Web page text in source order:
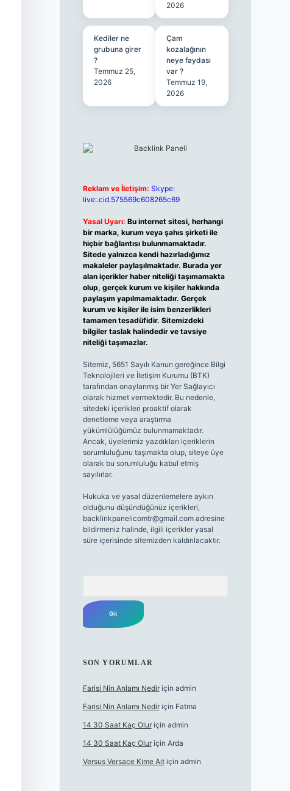
2026
Kediler ne
grubuna girer
?
Temmuz 25,
2026
Çam
kozalağının
neye faydası
var ?
Temmuz 19,
2026
Reklam ve İletişim: Skype:
live:.cid.575569c608265c69
Yasal Uyarı: Bu internet sitesi, herhangi
bir marka, kurum veya şahıs şirketi ile
hiçbir bağlantısı bulunmamaktadır.
Sitede yalnızca kendi hazırladığımız
makaleler paylaşılmaktadır. Burada yer
alan içerikler haber niteliği taşımamakta
olup, gerçek kurum ve kişiler hakkında
paylaşım yapılmamaktadır. Gerçek
kurum ve kişiler ile isim benzerlikleri
tamamen tesadüfidir. Sitemizdeki
bilgiler taslak halindedir ve tavsiye
niteliği taşımazlar.
Sitemiz, 5651 Sayılı Kanun gereğince Bilgi
Teknolojileri ve İletişim Kurumu (BTK)
tarafından onaylanmış bir Yer Sağlayıcı
olarak hizmet vermektedir. Bu nedenle,
sitedeki içerikleri proaktif olarak
denetleme veya araştırma
yükümlülüğümüz bulunmamaktadır.
Ancak, üyelerimiz yazdıkları içeriklerin
sorumluluğunu taşımakta olup, siteye üye
olarak bu sorumluluğu kabul etmiş
sayılırlar.
Hukuka ve yasal düzenlemelere aykırı
olduğunu düşündüğünüz içerikleri,
backlinkpanelicomtr@gmail.comadresine
bildirmeniz halinde, ilgili içerikler yasal
süre içerisinde sitemizden kaldırılacaktır.
SON YORUMLAR
Farisi Nin Anlamı Nediriçin admin
Farisi Nin Anlamı Nediriçin Fatma
14 30 Saat Kaç Oluriçin admin
14 30 Saat Kaç Oluriçin Arda
Versus Versace Kime Aitiçin admin